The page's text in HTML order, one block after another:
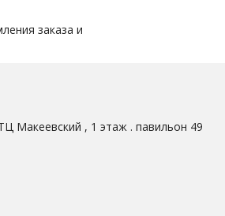
заказа и
Макеевский , 1 этаж . павильон 49